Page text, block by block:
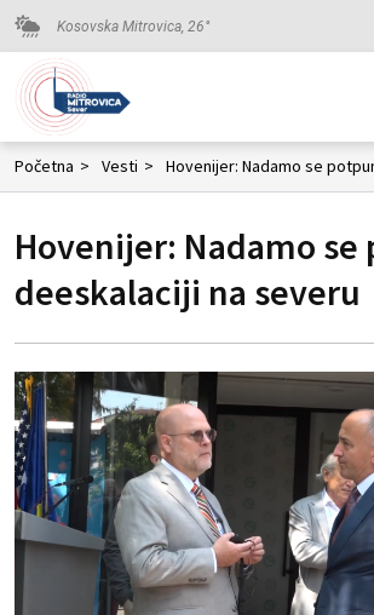
Kosovska Mitrovica, 26°
Početna > Vesti >
Hovenijer: Nadamo se
deeskalaciji na severu